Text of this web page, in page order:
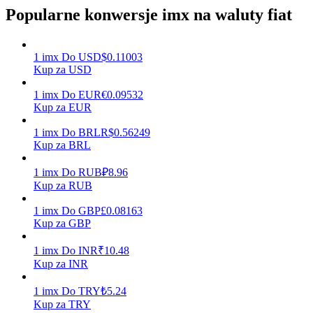
Zarabiać
Codziennie zdobywaj konkurencyjne nagrody
Popularne konwersje imx na waluty fiat
1 imx Do USD$0.11003
Kup za USD
1 imx Do EUR€0.09532
Kup za EUR
1 imx Do BRLR$0.56249
Kup za BRL
1 imx Do RUB₽8.96
Kup za RUB
1 imx Do GBP£0.08163
Kup za GBP
1 imx Do INR₹10.48
Kup za INR
1 imx Do TRY₺5.24
Kup za TRY